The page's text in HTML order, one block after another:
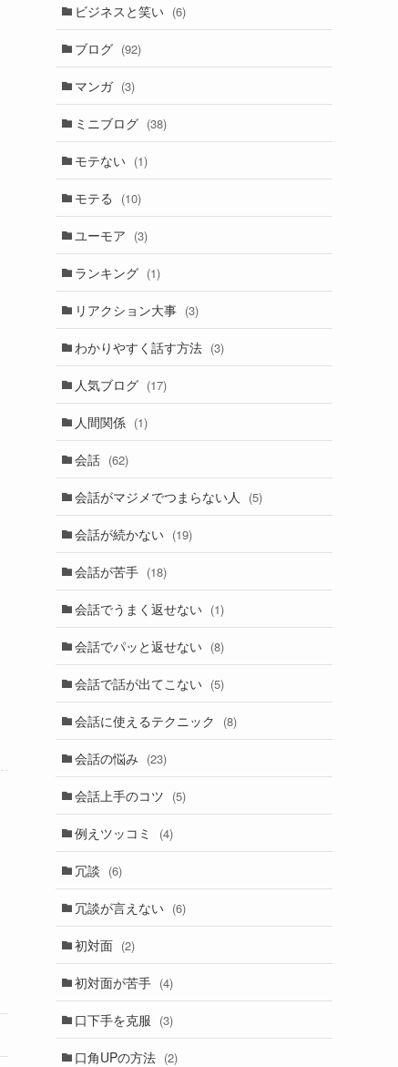
ビジネスと笑い (6)
ブログ (92)
マンガ (3)
ミニブログ (38)
モテない (1)
モテる (10)
ユーモア (3)
ランキング (1)
リアクション大事 (3)
わかりやすく話す方法 (3)
人気ブログ (17)
人間関係 (1)
会話 (62)
会話がマジメでつまらない人 (5)
会話が続かない (19)
会話が苦手 (18)
会話でうまく返せない (1)
会話でパッと返せない (8)
会話で話が出てこない (5)
会話に使えるテクニック (8)
会話の悩み (23)
会話上手のコツ (5)
例えツッコミ (4)
冗談 (6)
冗談が言えない (6)
初対面 (2)
初対面が苦手 (4)
口下手を克服 (3)
口角UPの方法 (2)